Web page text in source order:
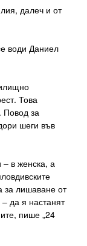
далеч и от
води Даниел
Това
Повод за
шеги във
– в женска, а
за лишаване от
да я настанят
пише „24